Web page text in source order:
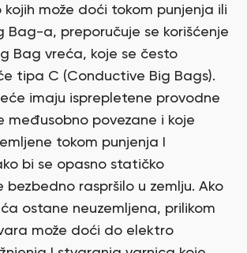
može doći tokom punjenja ili
Bag-a, preporučuje se korišćenje
Bag vreća, koje se često
tipa C (Conductive Big Bags).
imaju isprepletene provodne
međusobno povezane i koje
tokom punjenja I
bi se opasno statičko
bezbedno raspršilo u zemlju. Ako
ostane neuzemljena, prilikom
može doći do elektro